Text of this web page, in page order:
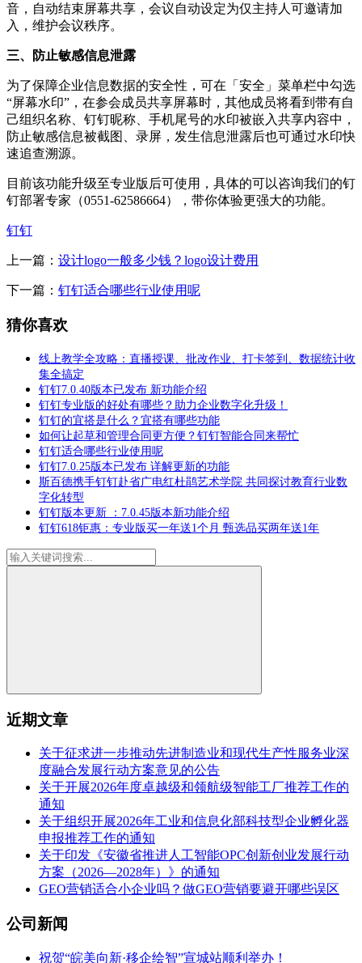
音，自动结束屏幕共享，会议自动设定为仅主持人可邀请加
入，维护会议秩序。
三、防止敏感信息泄露
为了保障企业信息数据的安全性，可在「安全」菜单栏中勾选
“屏幕水印”，在参会成员共享屏幕时，其他成员将看到带有自
己组织名称、钉钉昵称、手机尾号的水印被嵌入共享内容中，
防止敏感信息被截图、录屏，发生信息泄露后也可通过水印快
速追查溯源。
目前该功能升级至专业版后可使用，具体的可以咨询我们的钉
钉部署专家（0551-62586664），带你体验更强大的功能。
钉钉
上一篇： 设计logo一般多少钱？logo设计费用
下一篇： 钉钉适合哪些行业使用呢
猜你喜欢
线上教学全攻略：直播授课、批改作业、打卡签到、数据统计收
集全搞定
钉钉7.0.40版本已发布 新功能介绍
钉钉专业版的好处有哪些？助力企业数字化升级！
钉钉的宜搭是什么？宜搭有哪些功能
如何让起草和管理合同更方便？钉钉智能合同来帮忙
钉钉适合哪些行业使用呢
钉钉7.0.25版本已发布 详解更新的功能
斯百德携手钉钉赴省广电红杜鹃艺术学院 共同探讨教育行业数
字化转型
钉钉版本更新 ：7.0.45版本新功能介绍
钉钉618钜惠：专业版买一年送1个月 甄选品买两年送1年
近期文章
关于征求进一步推动先进制造业和现代生产性服务业深
度融合发展行动方案意见的公告
关于开展2026年度卓越级和领航级智能工厂推荐工作的
通知
关于组织开展2026年工业和信息化部科技型企业孵化器
申报推荐工作的通知
关于印发《安徽省推进人工智能OPC创新创业发展行动
方案（2026—2028年）》的通知
GEO营销适合小企业吗？做GEO营销要避开哪些误区
公司新闻
祝贺“皖美向新·移企绘智”宣城站顺利举办！